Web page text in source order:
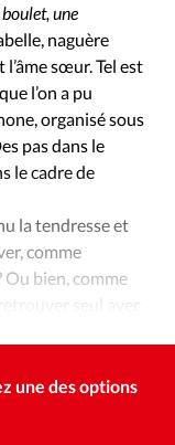
Culture
réveil
Monde
Aujourd'hui
Trait d'Ixène
une
naguère
sœur. Tel est
l’on a pu
organisé sous
pas dans le
le cadre de
la tendresse et
comme
Ou bien, comme
seul avec
une des options